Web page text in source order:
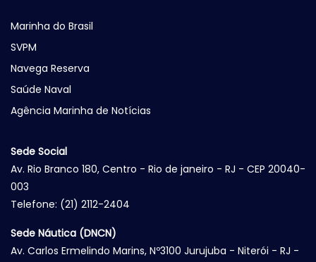
Marinha do Brasil
SVPM
Navega Reserva
Saúde Naval
Agência Marinha de Notícias
Sede Social
Av. Rio Branco 180, Centro - Rio de janeiro - RJ - CEP 20040-
003
Telefone: (21) 2112-2404
Sede Náutica (DNCN)
Av. Carlos Ermelindo Marins, Nº3100 Jurujuba - Niterói - RJ -